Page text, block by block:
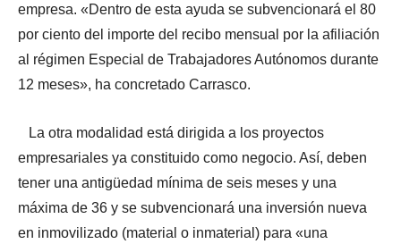
empresa. «Dentro de esta ayuda se subvencionará el 80
por ciento del importe del recibo mensual por la afiliación
al régimen Especial de Trabajadores Autónomos durante
12 meses», ha concretado Carrasco.
La otra modalidad está dirigida a los proyectos
empresariales ya constituido como negocio. Así, deben
tener una antigüedad mínima de seis meses y una
máxima de 36 y se subvencionará una inversión nueva
en inmovilizado (material o inmaterial) para «una